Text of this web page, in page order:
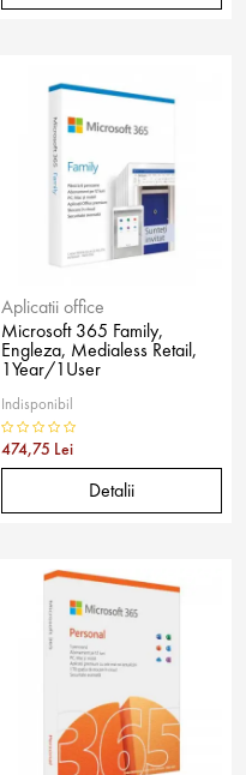
Aplicatii office
Microsoft 365 Family,
Engleza, Medialess Retail,
1Year/1User
Indisponibil
474,75 Lei
Detalii